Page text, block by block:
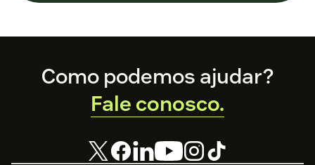
FooterComo podemos ajudar?
Fale conosco.